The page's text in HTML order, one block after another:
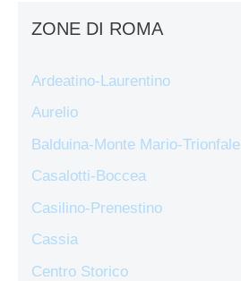
ZONE DI ROMA
Ardeatino-Laurentino
Aurelio
Balduina-Monte Mario-Trionfale
Casalotti-Boccea
Casilino-Prenestino
Cassia
Centro Storico